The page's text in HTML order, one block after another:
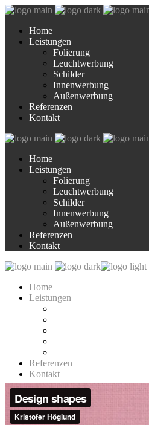
Home
Leistungen
Folierung
Leuchtwerbung
Schilder
Innenwerbung
Außenwerbung
Referenzen
Kontakt
Home
Leistungen
Folierung
Leuchtwerbung
Schilder
Innenwerbung
Außenwerbung
Referenzen
Kontakt
Home
Leistungen
Referenzen
Kontakt